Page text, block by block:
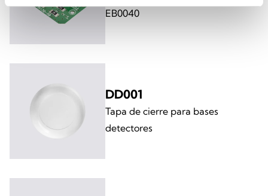
EB0040
DD001
Tapa de cierre para bases
detectores